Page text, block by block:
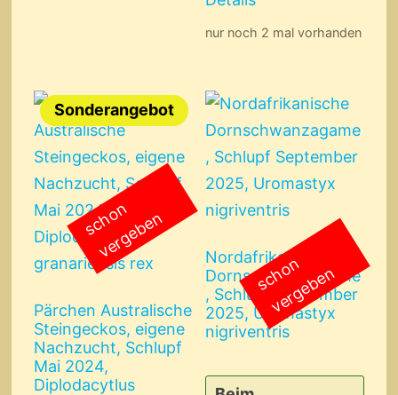
nur noch 2 mal vorhanden
Sonderangebot
Pärchen Australische
Steingeckos, eigene
Nachzucht, Schlupf
Mai 2024,
Diplodacytlus
s
c
h
o
n
v
e
r
g
e
b
e
n
Nordafrikanische
Dornschwanzagame
, Schlupf September
2025, Uromastyx
nigriventris
s
c
h
o
n
v
e
r
g
e
b
e
n